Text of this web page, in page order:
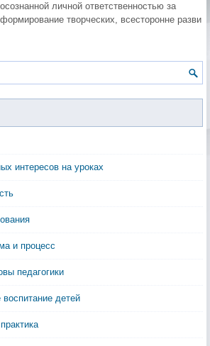
личной ответственностью за
творческих, всесторонне разви
интересов на уроках
и процесс
педагогики
воспитание детей